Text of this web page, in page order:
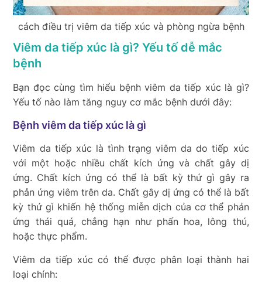
cách điều trị viêm da tiếp xúc và phòng ngừa bệnh
Viêm da tiếp xúc là gì? Yếu tố dễ mắc
bệnh
Bạn đọc cùng tìm hiểu bệnh viêm da tiếp xúc là gì?
Yếu tố nào làm tăng nguy cơ mắc bệnh dưới đây:
Bệnh viêm da tiếp xúc là gì
Viêm da tiếp xúc là tình trạng viêm da do tiếp xúc
với một hoặc nhiều chất kích ứng và chất gây dị
ứng. Chất kích ứng có thể là bất kỳ thứ gì gây ra
phản ứng viêm trên da. Chất gây dị ứng có thể là bất
kỳ thứ gì khiến hệ thống miễn dịch của cơ thể phản
ứng thái quá, chẳng hạn như phấn hoa, lông thú,
hoặc thực phẩm.
Viêm da tiếp xúc có thể được phân loại thành hai
loại chính: